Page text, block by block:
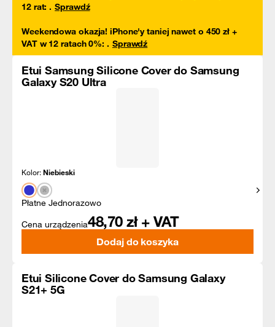
12 rat: . Sprawdź
Weekendowa okazja! iPhone'y taniej nawet o 450 zł +
VAT w 12 ratach 0%: . Sprawdź
Etui Samsung Silicone Cover do Samsung
Galaxy S20 Ultra
Kolor:Niebieski
Płatne Jednorazowo
Cena urządzenia48,70 zł + VAT
Dodaj do koszyka
Etui Silicone Cover do Samsung Galaxy
S21+ 5G